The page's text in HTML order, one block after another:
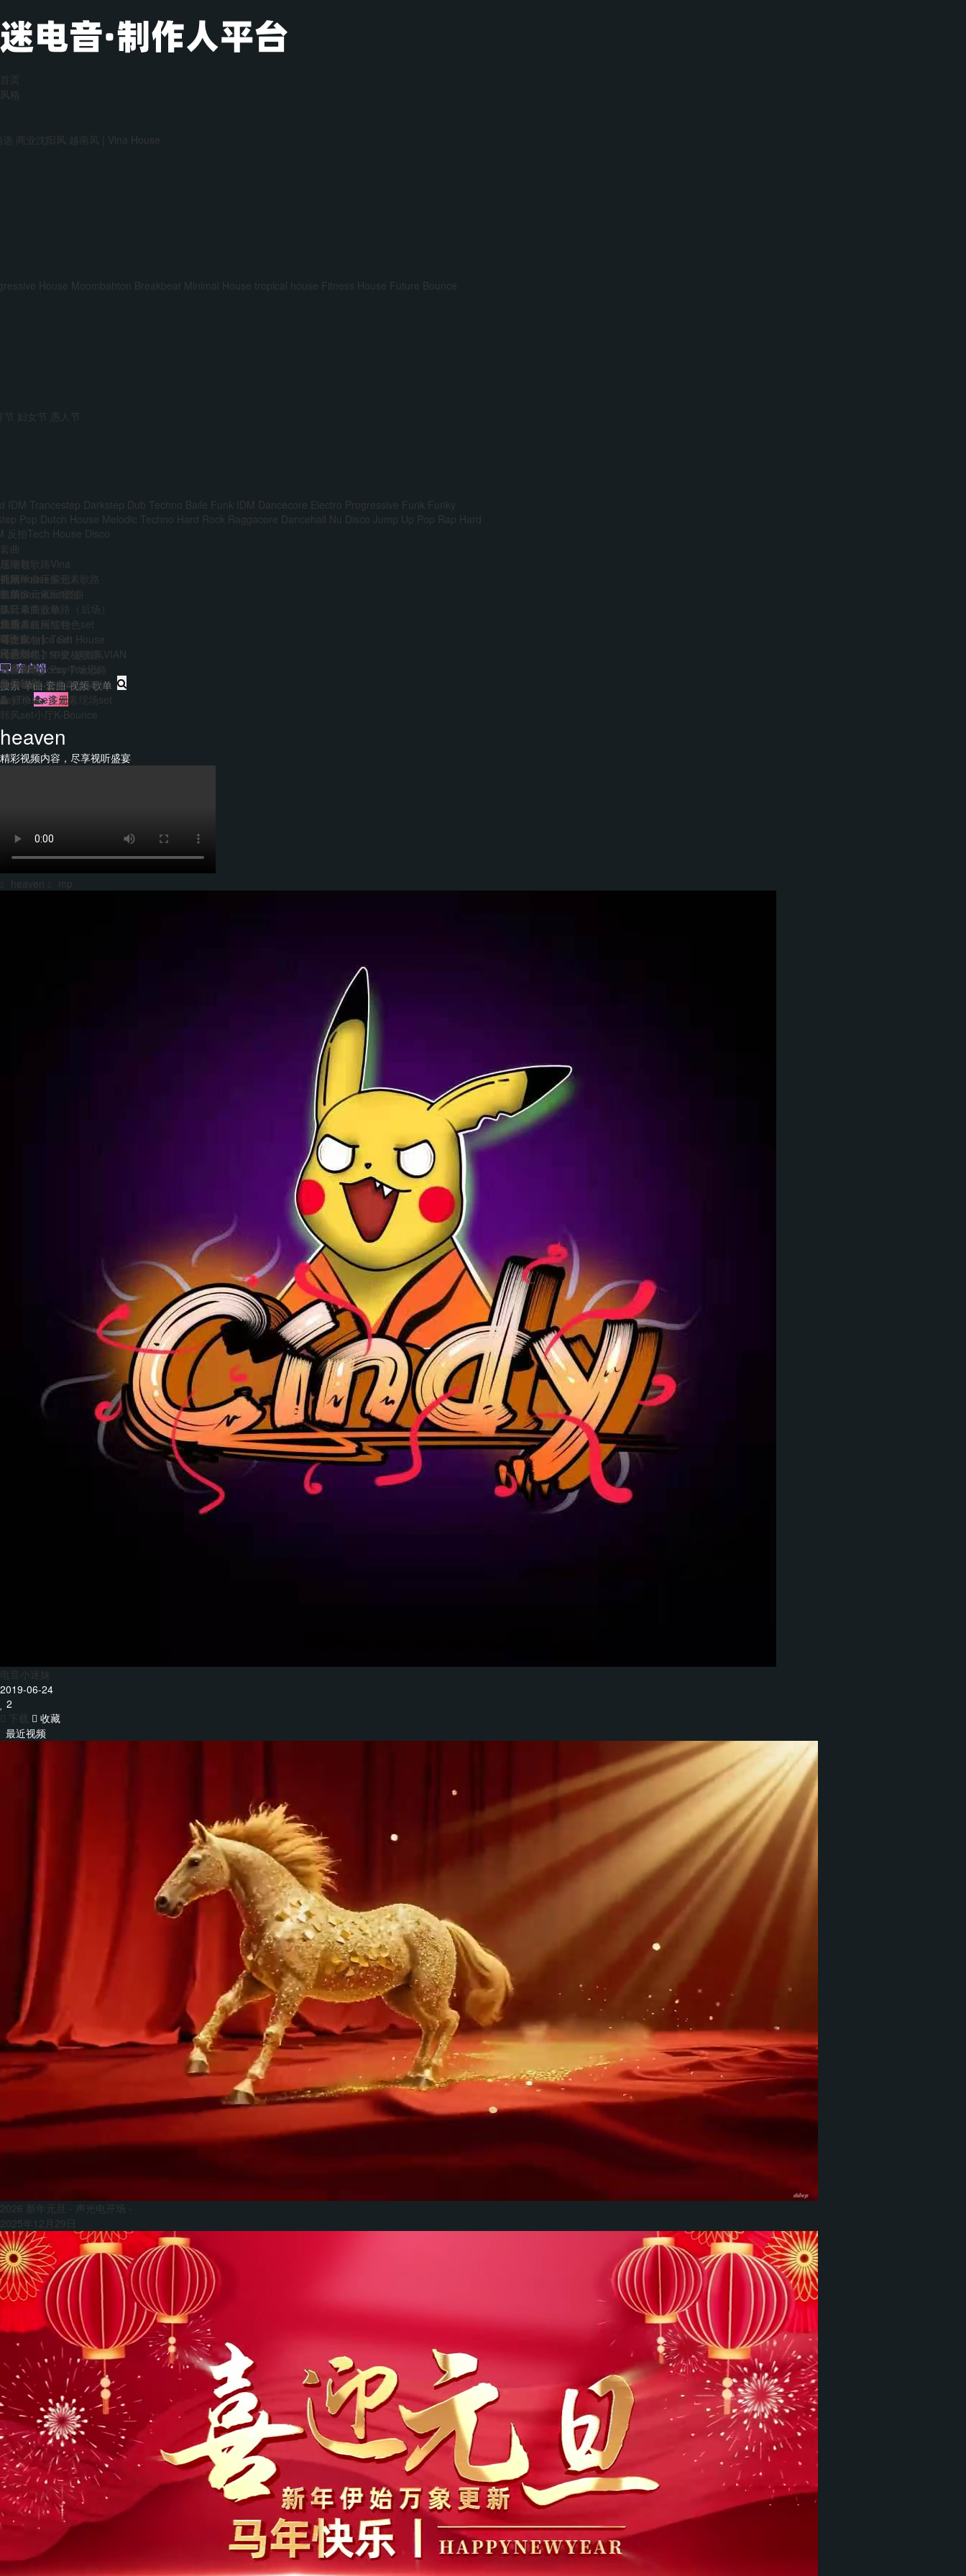
首页
风格
商业沈阳风 越南风 | Vina House
House Moombahton Breakbeat Minimal House tropical house Fitness House Future Bounce
节 妇女节 愚人节
IDM Trancestep Darkstep Dub Techno Baile Funk IDM Dancecore Electro Progressive Funk Funky
Pop Dutch House Melodic Techno Hard Rock Raggacore Dancehall Nu Disco Jump Up Pop Rap Hard
反拍Tech House Disco
套曲
越南鼓歌路Vina
前场House多元素歌路
主场多元素set套曲
多元素商业歌路（后场）
江南霓虹网红特色set
中文Bounce Set
Hard140-150硬核歌路
EDM&Bigroom中场思路
Bounce多元素商业歌路
PsyTrance多元素现场set
韩风set小厅K-Bounce
压缩包
外网单曲压缩包
韩国boune压缩包
迷音单曲歌单
精选单曲压缩包
【合集包】Tech House
【合集包】中文/越南风VIAN
【合集包】Psy Trance
视频
歌单
DJ
音乐人
艺术家
免费
VIP
主题包
免费套曲
每日福利
AI
干声制作
套曲制作
音乐制作
转换
客户端
登录 注册
heaven
精彩视频内容，尽享视听盛宴
heaven mp
电音小迷妹
2019-06-24
2
下载
收藏
最近视频
2026 新年元旦 - 声光电开场 -
2025年12月29日